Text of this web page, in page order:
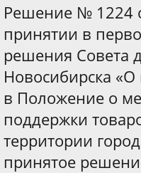
Решение № 1224
принятии в
решения Совета
Новосибирска
в Положение о
поддержки
территории
принятое